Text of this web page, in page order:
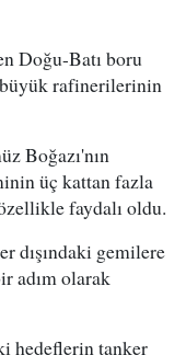
Doğu-Batı boru
büyük rafinerilerinin
Boğazı'nın
üç kattan fazla
faydalı oldu.
dışındaki gemilere
adım olarak
hedeflerin tanker